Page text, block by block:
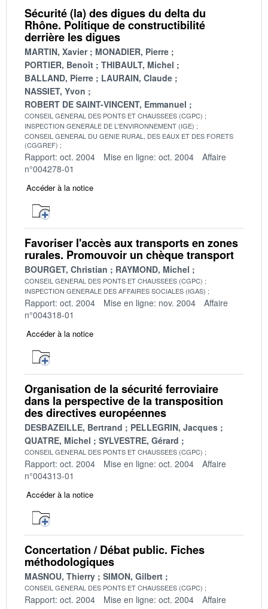
Sécurité (la) des digues du delta du
Rhône. Politique de constructibilité
derrière les digues
MARTIN, Xavier
MONADIER, Pierre
PORTIER, Benoît
THIBAULT, Michel
BALLAND, Pierre
LAURAIN, Claude
NASSIET, Yvon
ROBERT DE SAINT-VINCENT, Emmanuel
CONSEIL GENERAL DES PONTS ET CHAUSSEES (CGPC)
INSPECTION GENERALE DE L'ENVIRONNEMENT (IGE)
CONSEIL GENERAL DU GENIE RURAL, DES EAUX ET DES FORETS
(CGGREF)
Rapport: oct. 2004 Mise en ligne: oct. 2004
Affaire
n°004278-01
Accéder à la notice
Favoriser l'accès aux transports en zones
rurales. Promouvoir un chèque transport
BOURGET, Christian RAYMOND, Michel
CONSEIL GENERAL DES PONTS ET CHAUSSEES (CGPC)
INSPECTION GENERALE DES AFFAIRES SOCIALES (IGAS)
Rapport: oct. 2004 Mise en ligne: nov. 2004
Affaire
n°004318-01
Accéder à la notice
Organisation de la sécurité ferroviaire
dans la perspective de la transposition
des directives européennes
DESBAZEILLE, Bertrand
PELLEGRIN, Jacques
QUATRE, Michel
SYLVESTRE, Gérard
CONSEIL GENERAL DES PONTS ET CHAUSSEES (CGPC)
Rapport: oct. 2004 Mise en ligne: oct. 2004
Affaire
n°004313-01
Accéder à la notice
Concertation / Débat public. Fiches
méthodologiques
MASNOU, Thierry SIMON, Gilbert
CONSEIL GENERAL DES PONTS ET CHAUSSEES (CGPC)
Rapport: oct. 2004 Mise en ligne: oct. 2004
Affaire